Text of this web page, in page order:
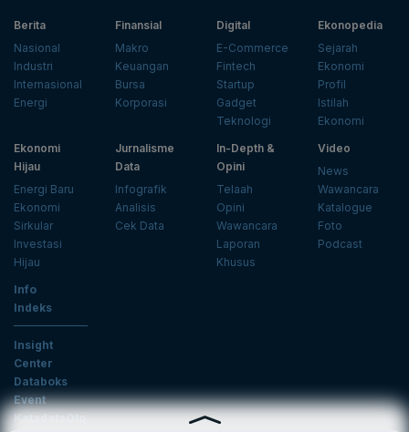
Berita
Nasional
Industri
Internasional
Energi
Finansial
Makro
Keuangan
Bursa
Korporasi
Digital
E-Commerce
Fintech
Startup
Gadget
Teknologi
Ekonopedia
Sejarah
Ekonomi
Profil
Istilah
Ekonomi
Ekonomi
Hijau
Energi Baru
Ekonomi
Sirkular
Investasi
Hijau
Jurnalisme
Data
Infografik
Analisis
Cek Data
In-Depth &
Opini
Telaah
Opini
Wawancara
Laporan
Khusus
Video
News
Wawancara
Katalogue
Foto
Podcast
Info
Indeks
Insight
Center
Databoks
Event
KatadataOto